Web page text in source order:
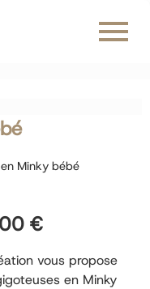
Minky bébé
€
vous propose
en Minky